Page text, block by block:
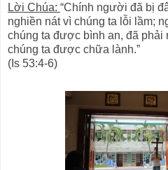
Lời Chúa: “Chính người đã bị
nghiền nát vì chúng ta lỗi lầm;
chúng ta được bình an, đã phải
chúng ta được chữa lành.”
(Is 53:4-6)